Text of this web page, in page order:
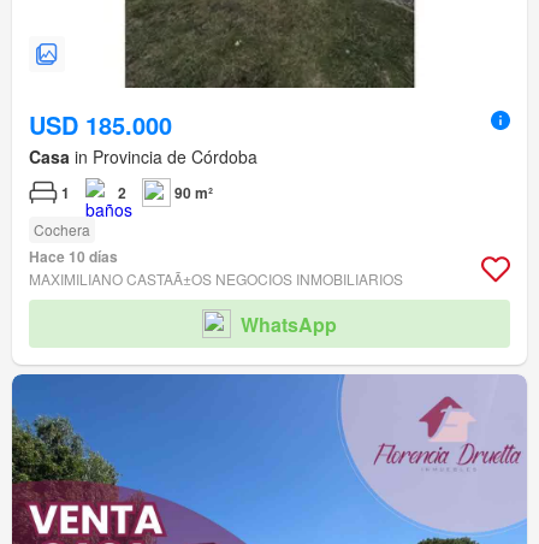
USD 185.000
Casa in Provincia de Córdoba
1 2 90 m²
Cochera
Hace 10 días
MAXIMILIANO CASTAÃ±OS NEGOCIOS INMOBILIARIOS
WhatsApp